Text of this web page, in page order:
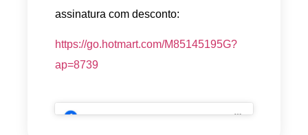
assinatura com desconto:
https://go.hotmart.com/M85145195G?
ap=8739